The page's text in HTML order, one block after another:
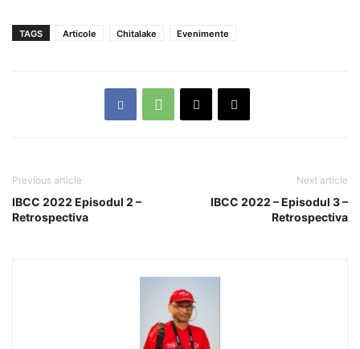
TAGS Articole Chitalake Evenimente
Previous article
IBCC 2022 Episodul 2 –
Retrospectiva
Next article
IBCC 2022 – Episodul 3 –
Retrospectiva